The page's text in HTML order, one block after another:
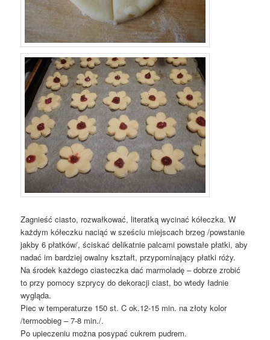
Zagnieść ciasto, rozwałkować, literatką wycinać kółeczka. W
każdym kółeczku naciąć w sześciu miejscach brzeg /powstanie
jakby 6 płatków/, ściskać delikatnie palcami powstałe płatki, aby
nadać im bardziej owalny kształt, przypominający płatki róży.
Na środek każdego ciasteczka dać marmoladę – dobrze zrobić
to przy pomocy szprycy do dekoracji ciast, bo wtedy ładnie
wygląda.
Piec w temperaturze 150 st. C ok.12-15 min. na złoty kolor
/termoobieg – 7-8 min./.
Po upieczeniu można posypać cukrem pudrem.